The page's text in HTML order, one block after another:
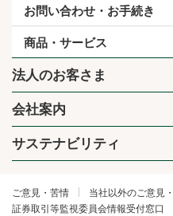
お問い合わせ・お手続き
商品・サービス
法人のお客さま
会社案内
サステナビリティ
ご意見・苦情
当社以外のご意見
証券取引等監視委員会情報受付窓口